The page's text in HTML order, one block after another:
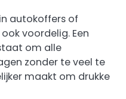
autokoffers of
voordelig. Een
om alle
zonder te veel te
maakt om drukke